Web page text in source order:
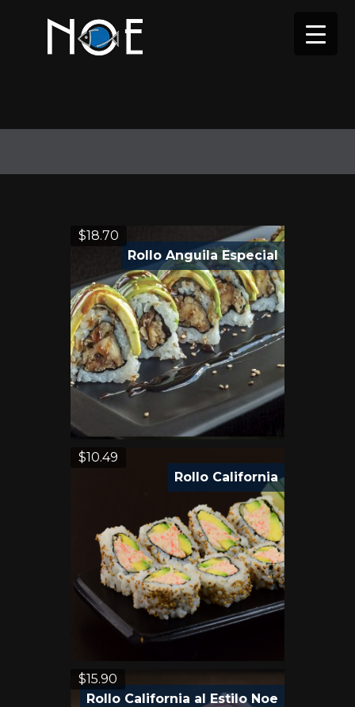
Rollo Anguila Especial
$18.70
Rollo California
$10.49
Rollo California al Estilo Noe
$15.90